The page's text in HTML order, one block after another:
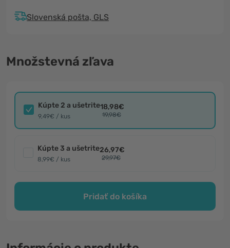
Slovenská pošta, GLS
Množstevná zľava
Kúpte 2 a ušetrite
9,49€ / kus
18,98€
19,98€
Kúpte 3 a ušetrite
8,99€ / kus
26,97€
29,97€
Pridať do košíka